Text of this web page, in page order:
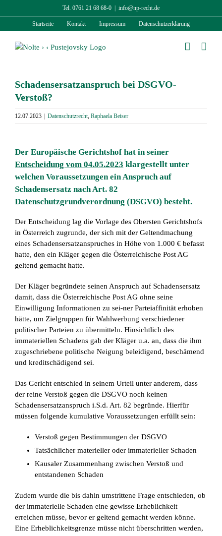
Inhalt
Tel. 0761 21 68 68-0 info@np-recht.de
Startseite Kontakt Impressum Datenschutzerklärung
Schadensersatzanspruch bei DSGVO-
Verstoß?
12.07.2023 Datenschutzrecht, Raphaela Beiser
Der Europäische Gerichtshof hat in seiner
Entscheidung vom 04.05.2023 klargestellt unter
welchen Voraussetzungen ein Anspruch auf
Schadensersatz nach Art. 82
Datenschutzgrundverordnung (DSGVO) besteht.
Der Entscheidung lag die Vorlage des Obersten Gerichtshofs
in Österreich zugrunde, der sich mit der Geltendmachung
eines Schadensersatzanspruches in Höhe von 1.000 € befasst
hatte, den ein Kläger gegen die Österreichische Post AG
geltend gemacht hatte.
Der Kläger begründete seinen Anspruch auf Schadensersatz
damit, dass die Österreichische Post AG ohne seine
Einwilligung Informationen zu sei-ner Parteiaffinität erhoben
hätte, um Zielgruppen für Wahlwerbung verschiedener
politischer Parteien zu übermitteln. Hinsichtlich des
immateriellen Schadens gab der Kläger u.a. an, dass die ihm
zugeschriebene politische Neigung beleidigend, beschämend
und kreditschädigend sei.
Das Gericht entschied in seinem Urteil unter anderem, dass
der reine Verstoß gegen die DSGVO noch keinen
Schadensersatzanspruch i.S.d. Art. 82 begründe. Hierfür
müssen folgende kumulative Voraussetzungen erfüllt sein:
Verstoß gegen Bestimmungen der DSGVO
Tatsächlicher materieller oder immaterieller Schaden
Kausaler Zusammenhang zwischen Verstoß und
entstandenen Schaden
Zudem wurde die bis dahin umstrittene Frage entschieden, ob
der immaterielle Schaden eine gewisse Erheblichkeit
erreichen müsse, bevor er geltend gemacht werden könne.
Eine Erheblichkeitsgrenze müsse nicht überschritten werden,